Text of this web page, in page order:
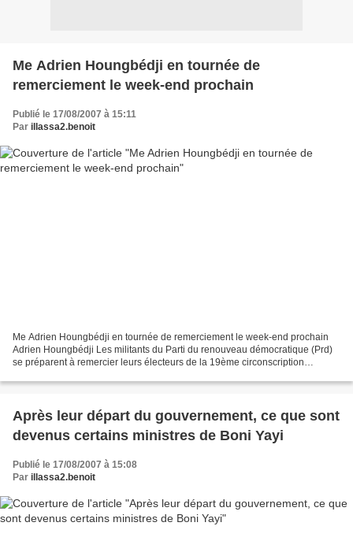
Me Adrien Houngbédji en tournée de
remerciement le week-end prochain
Publié le 17/08/2007 à 15:11
Par illassa2.benoit
Me Adrien Houngbédji en tournée de remerciement le week-end prochain
Adrien Houngbédji Les militants du Parti du renouveau démocratique (Prd)
se préparent à remercier leurs électeurs de la 19ème circonscription
Après leur départ du gouvernement, ce que sont
devenus certains ministres de Boni Yayi
Publié le 17/08/2007 à 15:08
Par illassa2.benoit